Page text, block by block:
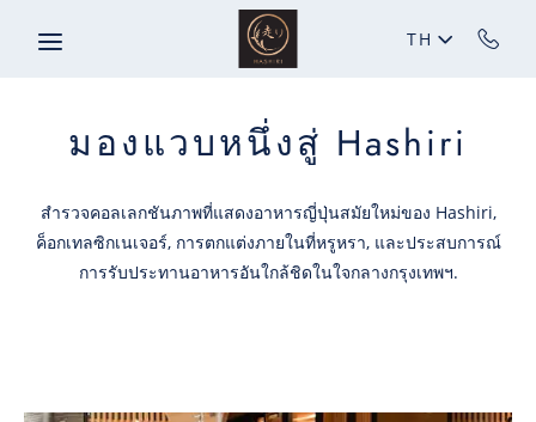
TH
มองแวบหนึ่งสู่ Hashiri
สำรวจคอลเลกชันภาพที่แสดงอาหารญี่ปุ่นสมัยใหม่ของ Hashiri,
ค็อกเทลซิกเนเจอร์, การตกแต่งภายในที่หรูหรา, และประสบการณ์
การรับประทานอาหารอันใกล้ชิดในใจกลางกรุงเทพฯ.